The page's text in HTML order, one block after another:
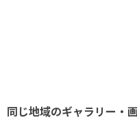
同じ地域のギャラリー・